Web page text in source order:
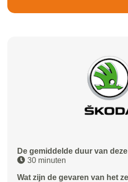
De gemiddelde duur van
30 minuten
Wat zijn de gevaren van het